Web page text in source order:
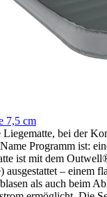
7,5 cm
Liegematte, bei der
Programm ist:
ist mit dem
– einem
als auch beim